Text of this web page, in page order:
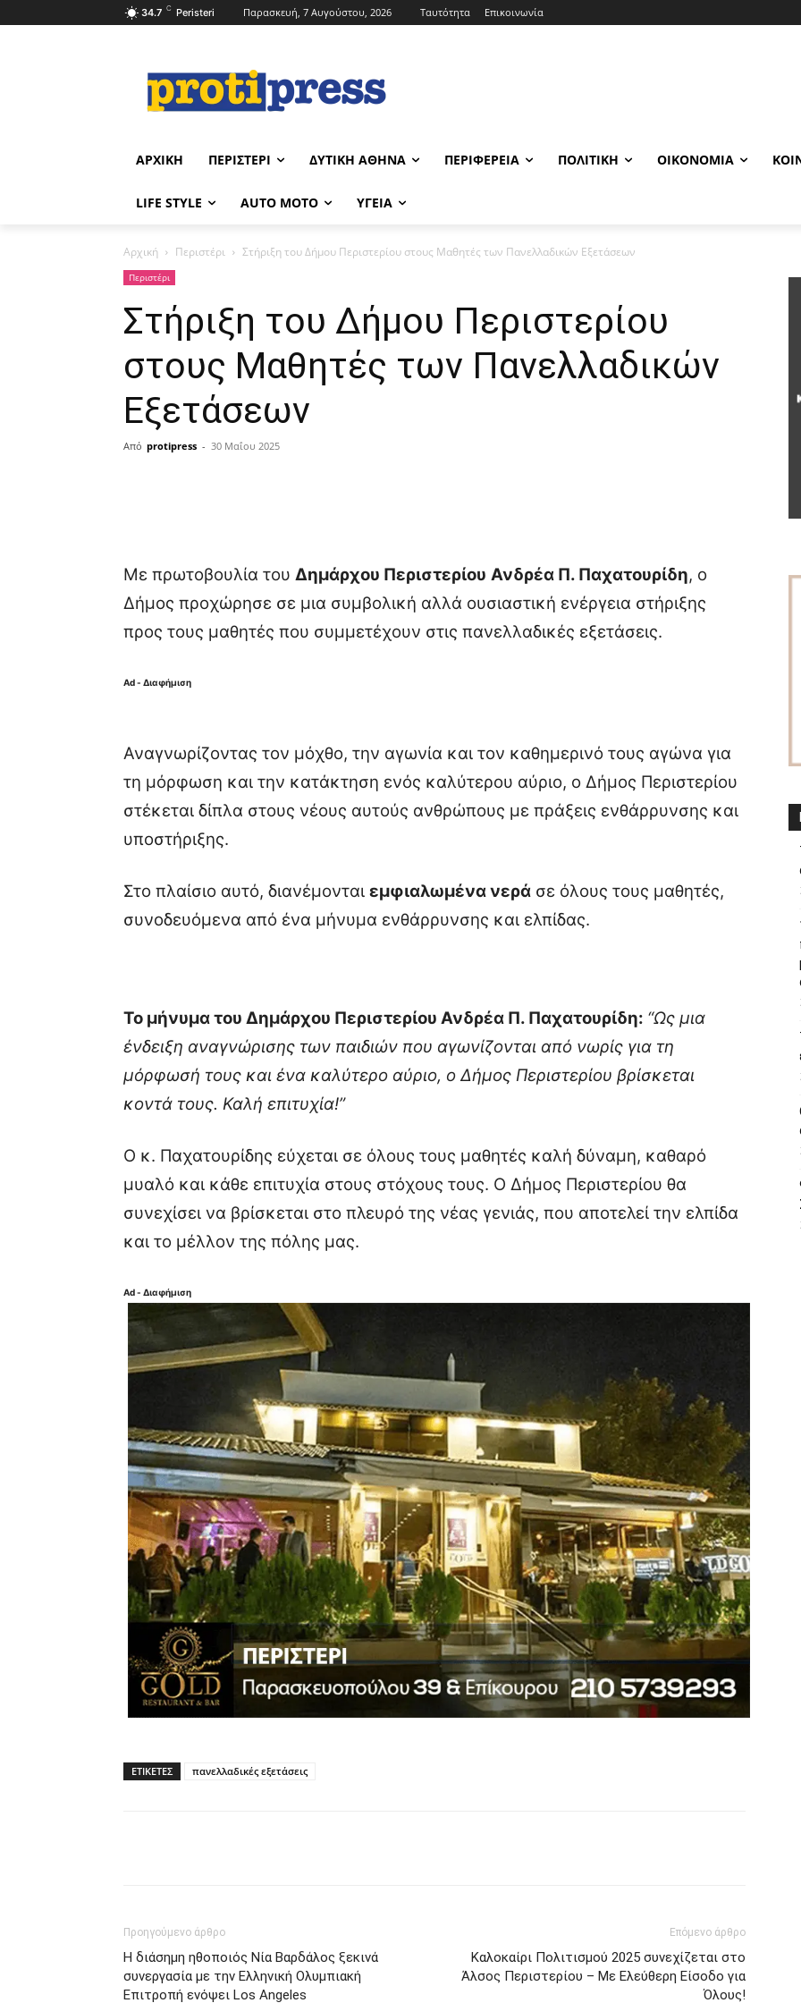
34.7 C Peristeri Παρασκευή, 7 Αυγούστου, 2026 Ταυτότητα Επικοινωνία
ΑΡΧΙΚΉ ΠΕΡΙΣΤΈΡΙ ΔΥΤΙΚΉ ΑΘΉΝΑ ΠΕΡΙΦΈΡΕΙΑ ΠΟΛΙΤΙΚΉ ΟΙΚΟΝΟΜΊΑ
LIFE STYLE AUTO MOTO ΥΓΕΊΑ
Αρχική Περιστέρι Στήριξη του Δήμου Περιστερίου στους Μαθητές των Πανελλαδικών Εξετάσεων
Περιστέρι
Στήριξη του Δήμου Περιστερίου
στους Μαθητές των Πανελλαδικών
Εξετάσεων
Από protipress - 30 Μαΐου 2025
Με πρωτοβουλία του Δημάρχου Περιστερίου Ανδρέα Π. Παχατουρίδη, ο
Δήμος προχώρησε σε μια συμβολική αλλά ουσιαστική ενέργεια στήριξης
προς τους μαθητές που συμμετέχουν στις πανελλαδικές εξετάσεις.
Ad - Διαφήμιση
Αναγνωρίζοντας τον μόχθο, την αγωνία και τον καθημερινό τους αγώνα για
τη μόρφωση και την κατάκτηση ενός καλύτερου αύριο, ο Δήμος Περιστερίου
στέκεται δίπλα στους νέους αυτούς ανθρώπους με πράξεις ενθάρρυνσης και
υποστήριξης.
Στο πλαίσιο αυτό, διανέμονται εμφιαλωμένα νερά σε όλους τους μαθητές,
συνοδευόμενα από ένα μήνυμα ενθάρρυνσης και ελπίδας.
Το μήνυμα του Δημάρχου Περιστερίου Ανδρέα Π. Παχατουρίδη: “Ως μια
ένδειξη αναγνώρισης των παιδιών που αγωνίζονται από νωρίς για τη
μόρφωσή τους και ένα καλύτερο αύριο, ο Δήμος Περιστερίου βρίσκεται
κοντά τους. Καλή επιτυχία!”
Ο κ. Παχατουρίδης εύχεται σε όλους τους μαθητές καλή δύναμη, καθαρό
μυαλό και κάθε επιτυχία στους στόχους τους. Ο Δήμος Περιστερίου θα
συνεχίσει να βρίσκεται στο πλευρό της νέας γενιάς, που αποτελεί την ελπίδα
και το μέλλον της πόλης μας.
Ad - Διαφήμιση
ΕΤΙΚΈΤΕΣ πανελλαδικές εξετάσεις
Προηγούμενο άρθρο
H διάσημη ηθοποιός Νία Βαρδάλος ξεκινά
συνεργασία με την Ελληνική Ολυμπιακή
Επιτροπή ενόψει Los Angeles
Επόμενο άρθρο
Καλοκαίρι Πολιτισμού 2025 συνεχίζεται στο
Άλσος Περιστερίου – Με Ελεύθερη Είσοδο για
Όλους!